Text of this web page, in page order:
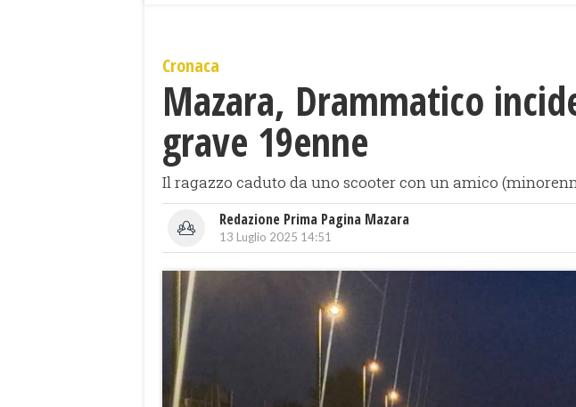
Cronaca
Mazara, Drammatico
grave 19enne
Il ragazzo caduto da uno scooter con un amico
Redazione Prima Pagina Mazara
13 Luglio 2025 14:51